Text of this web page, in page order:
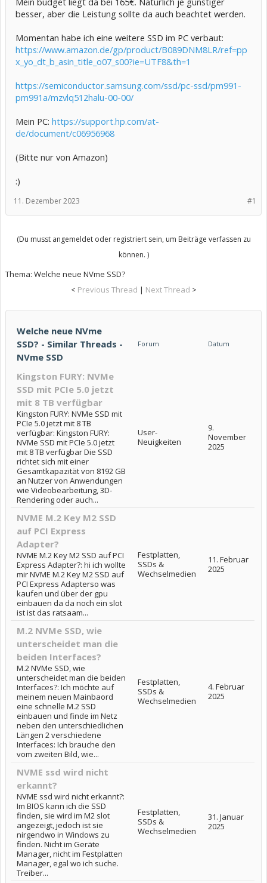
besser, aber die Leistung sollte da auch beachtet werden.
Momentan habe ich eine weitere SSD im PC verbaut:
https://www.amazon.de/gp/product/B089DNM8LR/ref=pp
x_yo_dt_b_asin_title_o07_s00?ie=UTF8&th=1
https://semiconductor.samsung.com/ssd/pc-ssd/pm991-
pm991a/mzvlq512halu-00-00/
Mein PC: https://support.hp.com/at-
de/document/c06956968
(Bitte nur von Amazon)
:)
#1
11. Dezember 2023
(Du musst angemeldet oder registriert sein, um Beiträge verfassen zu
können. )
Thema: Welche neue NVme SSD?
< Previous Thread | Next Thread >
Welche neue NVme
SSD? - Similar Threads -
NVme SSD
Forum Datum
Kingston FURY: NVMe
SSD mit PCIe 5.0 jetzt
mit 8 TB verfügbar
Kingston FURY: NVMe SSD mit
PCIe 5.0 jetzt mit 8 TB
verfügbar: Kingston FURY:
NVMe SSD mit PCIe 5.0 jetzt
mit 8 TB verfügbar Die SSD
richtet sich mit einer
Gesamtkapazität von 8192 GB
an Nutzer von Anwendungen
wie Videobearbeitung, 3D-
Rendering oder auch...
User-
Neuigkeiten
9.
November
2025
NVME M.2 Key M2 SSD
auf PCI Express
Adapter?
NVME M.2 Key M2 SSD auf PCI
Express Adapter?: hi ich wollte
mir NVME M.2 Key M2 SSD auf
PCI Express Adapterso was
kaufen und über der gpu
einbauen da da noch ein slot
ist ist das ratsaam...
Festplatten,
SSDs &
Wechselmedien
11. Februar
2025
M.2 NVMe SSD, wie
unterscheidet man die
beiden Interfaces?
M.2 NVMe SSD, wie
unterscheidet man die beiden
Interfaces?: Ich möchte auf
meinem neuen Mainbaord
eine schnelle M.2 SSD
einbauen und finde im Netz
neben den unterschiedlichen
Längen 2 verschiedene
Interfaces: Ich brauche den
vom zweiten Bild, wie...
Festplatten,
SSDs &
Wechselmedien
4. Februar
2025
NVME ssd wird nicht
erkannt?
NVME ssd wird nicht erkannt?:
Im BIOS kann ich die SSD
finden, sie wird im M2 slot
angezeigt, jedoch ist sie
nirgendwo in Windows zu
finden. Nicht im Geräte
Manager, nicht im Festplatten
Manager, egal wo ich suche.
Treiber...
Festplatten,
SSDs &
Wechselmedien
31. Januar
2025